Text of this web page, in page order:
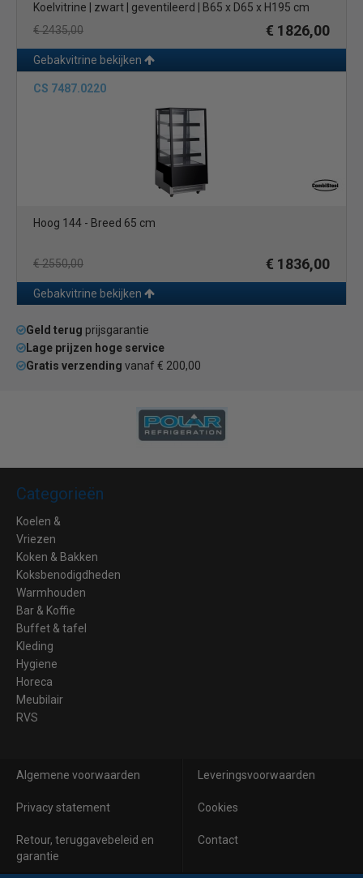
Koelvitrine | zwart | geventileerd | B65 x D65 x H195 cm
€ 2435,00
€ 1826,00
Gebakvitrine bekijken
CS 7487.0220
Hoog 144 - Breed 65 cm
€ 2550,00 € 1836,00
Gebakvitrine bekijken
Geld terug prijsgarantie
Lage prijzen hoge service
Gratis verzending vanaf € 200,00
Categorieën
Koelen &
Vriezen
Koken & Bakken
Koksbenodigdheden
Warmhouden
Bar & Koffie
Buffet & tafel
Kleding
Hygiene
Horeca
Meubilair
RVS
Algemene voorwaarden Leveringsvoorwaarden
Privacy statement Cookies
Retour, teruggavebeleid en
garantie
Contact